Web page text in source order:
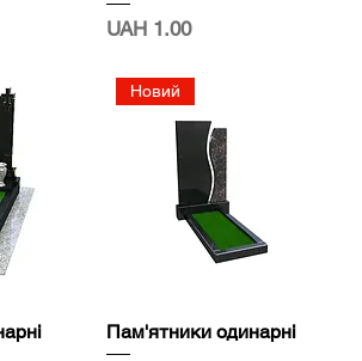
Price
UAH 1.00
Новий
Пам'ятники одинарні